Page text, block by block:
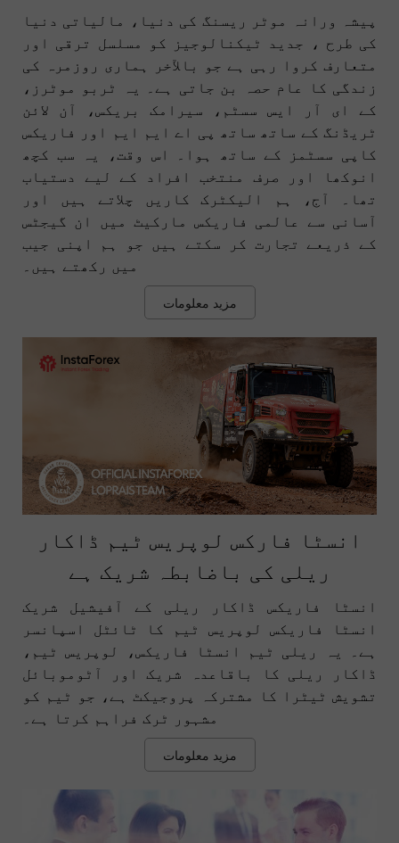
پیشہ ورانہ موٹر ریسنگ کی دنیا، مالیاتی دنیا
کی طرح ، جدید ٹیکنالوجیز کو مسلسل ترقی اور
متعارف کروا رہی ہے جو بالآخر ہماری روزمرہ کی
زندگی کا عام حصہ بن جاتی ہے۔ یہ ٹربو موٹرز،
کے ای آر ایس سسٹم، سیرامک بریکس، آن لائن
ٹریڈنگ کے ساتھ ساتھ پی اے ایم ایم اور فاریکس
کاپی سسٹمز کے ساتھ ہوا۔ اس وقت، یہ سب کچھ
انوکھا اور صرف منتخب افراد کے لیے دستیاب
تھا۔ آج، ہم الیکٹرک کاریں چلاتے ہیں اور
آسانی سے عالمی فاریکس مارکیٹ میں ان گیجٹس
کے ذریعے تجارت کر سکتے ہیں جو ہم اپنی جیب
میں رکھتے ہیں۔
مزید معلومات
انسٹا فارکس لوپریس ٹیم ڈاکار
ریلی کی باضابطہ شریک ہے
انسٹا فاریکس ڈاکار ریلی کے آفیشیل شریک
انسٹا فاریکس لوپریس ٹیم کا ٹائٹل اسپانسر
ہے۔ یہ ریلی ٹیم انسٹا فاریکس، لوپریس ٹیم،
ڈاکار ریلی کا باقاعدہ شریک اور آٹوموبائل
تشویش ٹیٹرا کا مشترکہ پروجیکٹ ہے، جو ٹیم کو
مشہور ٹرک فراہم کرتا ہے۔
مزید معلومات